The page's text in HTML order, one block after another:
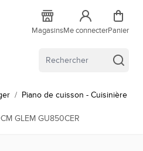
MagasinsMe connecterPanier
/ Piano de cuisson - Cuisinière
GLEM GU850CER